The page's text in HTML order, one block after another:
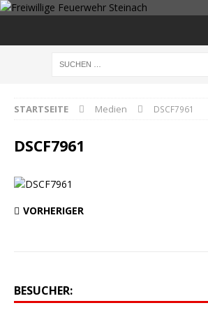
STARTSEITE Medien DSCF7961
DSCF7961
VORHERIGER
BESUCHER: